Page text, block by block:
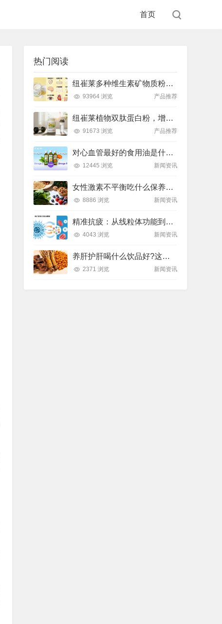
首页
热门阅读
纽崔莱多种维生素矿物质粉，小金粉守护全天健康活力
93964 浏览 产品推荐
纽崔莱植物双肽蛋白粉，增肌补充蛋白质好帮手
91673 浏览 产品推荐
对心血管最好的食用油是什么油？推荐吃这款安利油品
12445 浏览 新闻资讯
女性激素不平衡吃什么保养片可以调节？推荐吃这款纽崔莱保养片
8886 浏览 新闻资讯
精准抗疲：从线粒体功能到造血机制，热门营养方案全解析
4043 浏览 新闻资讯
养肝护肝喝什么饮品好?这款纽崔莱饮品别错过
2371 浏览 新闻资讯